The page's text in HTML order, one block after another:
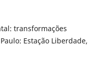
transformações
Estação Liberdade,